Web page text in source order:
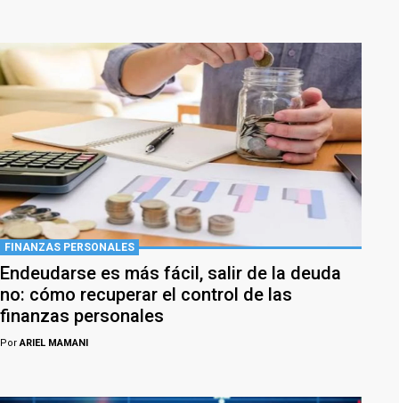
FINANZAS PERSONALES
Endeudarse es más fácil, salir de la deuda
no: cómo recuperar el control de las
finanzas personales
PorARIEL MAMANI